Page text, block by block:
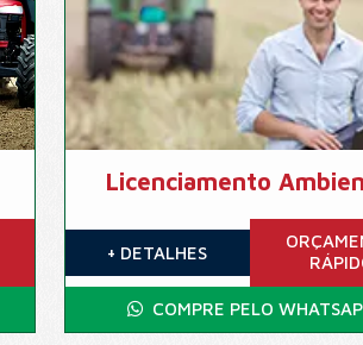
Licenciamento
+ DETALHES
COMPRE PELO